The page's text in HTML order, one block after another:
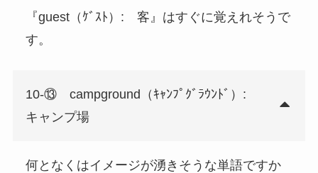
『guest（ｹﾞｽﾄ）: 客』はすぐに覚えれそうで
す。
10-⑬ campground（ｷｬﾝﾌﾟｸﾞﾗｳﾝﾄﾞ）:
キャンプ場
何となくはイメージが湧きそうな単語ですか